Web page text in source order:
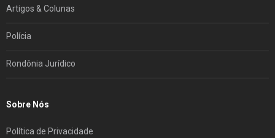
Artigos & Colunas
Polícia
Rondônia Jurídico
Sobre Nós
Política de Privacidade